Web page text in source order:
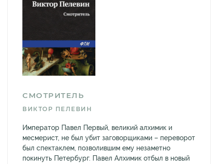
СМОТРИТЕЛЬ
ВИКТОР ПЕЛЕВИН
Император Павел Первый, великий алхимик и
месмерист, не был убит заговорщиками – переворот
был спектаклем, позволившим ему незаметно
покинуть Петербург. Павел Алхимик отбыл в новый